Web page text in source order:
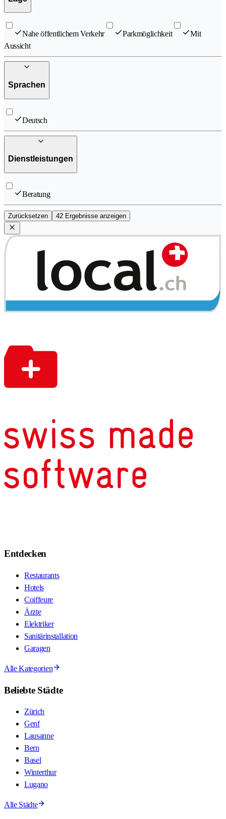
Nahe öffentlichem Verkehr Parkmöglichkeit
Mit
Aussicht
Sprachen
Deutsch
Dienstleistungen
Beratung
Zurücksetzen 42 Ergebnisse anzeigen
Entdecken
Restaurants
Hotels
Coiffeure
Ärzte
Elektriker
Sanitärinstallation
Garagen
Alle Kategorien
Beliebte Städte
Zürich
Genf
Lausanne
Bern
Basel
Winterthur
Lugano
Alle Städte